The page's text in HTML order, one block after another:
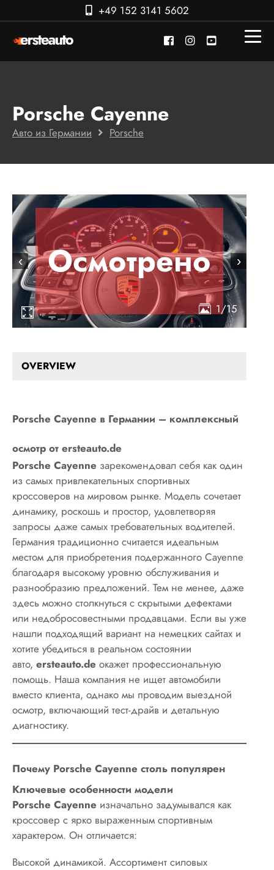
+49 152 3141 5602
Porsche Cayenne
Авто из Германии Porsche
Осмотрено
1/15
‹ ›
OVERVIEW
Porsche Cayenne в Германии – комплексный
осмотр от ersteauto.de
Porsche Cayenne зарекомендовал себя как один
из самых привлекательных спортивных
кроссоверов на мировом рынке. Модель сочетает
динамику, роскошь и простор, удовлетворяя
запросы даже самых требовательных водителей.
Германия традиционно считается идеальным
местом для приобретения подержанного Cayenne
благодаря высокому уровню обслуживания и
разнообразию предложений. Тем не менее, даже
здесь можно столкнуться с скрытыми дефектами
или недобросовестными продавцами. Если вы уже
нашли подходящий вариант на немецких сайтах и
хотите убедиться в реальном состоянии
авто, ersteauto.de окажет профессиональную
помощь. Наша компания не ищет автомобили
вместо клиента, однако мы проводим выездной
осмотр, включающий тест-драйв и детальную
диагностику.
Почему Porsche Cayenne столь популярен
Ключевые особенности модели
Porsche Cayenne изначально задумывался как
кроссовер с ярко выраженным спортивным
характером. Он отличается:
Высокой динамикой. Ассортимент силовых